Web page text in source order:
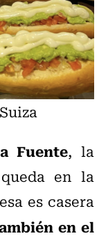
Fuente, la
en la
es casera
en el